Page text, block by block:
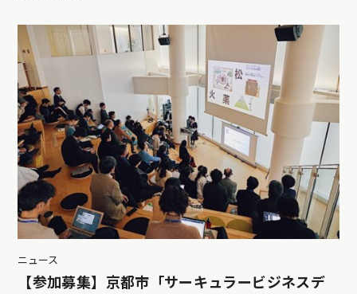
ニュース
【参加募集】京都市「サーキュラービジネスデ